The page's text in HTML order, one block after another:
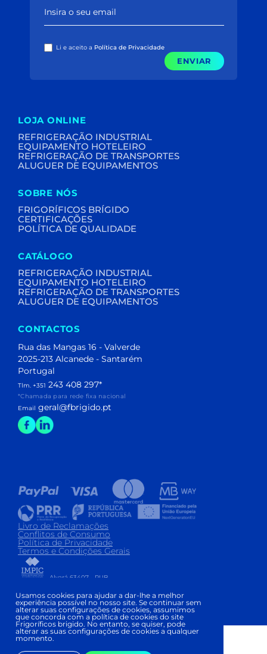
Insira o seu email
Li e aceito a Política de Privacidade
ENVIAR
LOJA ONLINE
REFRIGERAÇÃO INDUSTRIAL
EQUIPAMENTO HOTELEIRO
REFRIGERAÇÃO DE TRANSPORTES
ALUGUER DE EQUIPAMENTOS
SOBRE NÓS
FRIGORÍFICOS BRÍGIDO
CERTIFICAÇÕES
POLÍTICA DE QUALIDADE
CATÁLOGO
REFRIGERAÇÃO INDUSTRIAL
EQUIPAMENTO HOTELEIRO
REFRIGERAÇÃO DE TRANSPORTES
ALUGUER DE EQUIPAMENTOS
CONTACTOS
Rua das Mangas 16 - Valverde
2025-213 Alcanede - Santarém
Portugal
Tlm. +351 243 408 297*
*Chamada para rede fixa nacional
Email geral@fbrigido.pt
Livro de Reclamações
Conflitos de Consumo
Política de Privacidade
Termos e Condições Gerais
Alvará 63407 - PUB
Copyright © FRIGORÍFICOS BRIGIDO 2026 |
Development and Design:
Usamos cookies para ajudar a dar-lhe a melhor
experiência possível no nosso site. Se continuar sem
alterar suas configurações de cookies, assumimos
que concorda com a política de cookies do site
Frigoríficos brigido. No entanto, se quiser, pode
alterar as suas configurações de cookies a qualquer
momento.